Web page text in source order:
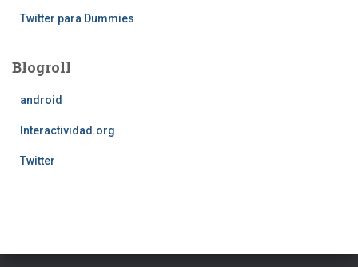
Twitter para Dummies
Blogroll
android
Interactividad.org
Twitter